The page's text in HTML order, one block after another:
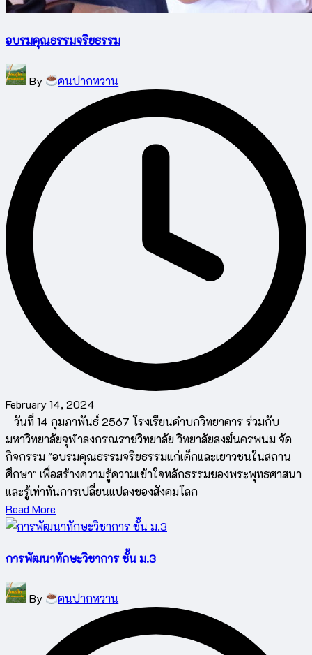
อบรมคุณธรรมจริยธรรม
Posted
by
By คนปากหวาน
February 14, 2024
วันที่ 14 กุมภาพันธ์ 2567 โรงเรียนคำบกวิทยาคาร ร่วมกับ
มหาวิทยาลัยจุฬาลงกรณราชวิทยาลัย วิทยาลัยสงฆ์นครพนม จัด
กิจกรรม "อบรมคุณธรรมจริยธรรมแก่เด็กและเยาวชนในสถาน
ศึกษา" เพื่อสร้างความรู้ความเข้าใจหลักธรรมของพระพุทธศาสนา
และรู้เท่าทันการเปลี่ยนแปลงของสังคมโลก
Read More
การพัฒนาทักษะวิชาการ ชั้น ม.3
Posted
by
By คนปากหวาน